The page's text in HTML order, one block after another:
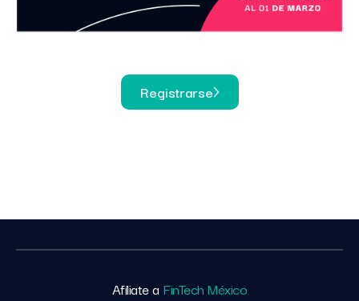
Registrarse
Afíliate a FinTech México